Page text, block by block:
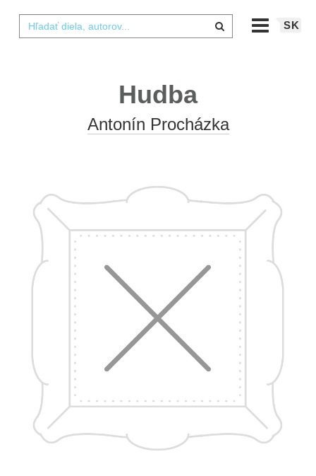
SK
Hudba
Antonín Procházka